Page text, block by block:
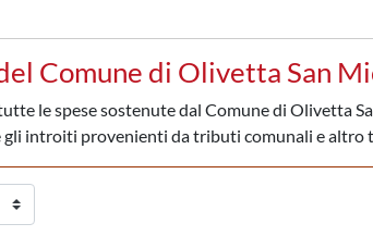
Comune di Olivetta San
le spese sostenute dal Comune di Olivetta
introiti provenienti da tributi comunali e altro